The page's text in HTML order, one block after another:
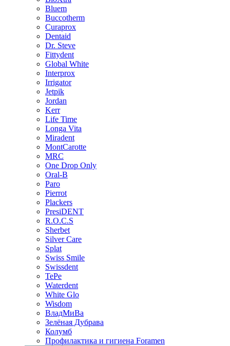
Bluem
Buccotherm
Curaprox
Dentaid
Dr. Steve
Fittydent
Global White
Interprox
Irrigator
Jetpik
Jordan
Kerr
Life Time
Longa Vita
Miradent
MontCarotte
MRC
One Drop Only
Oral-B
Paro
Pierrot
Plackers
PresiDENT
R.O.C.S
Sherbet
Silver Care
Splat
Swiss Smile
Swissdent
TePe
Waterdent
White Glo
Wisdom
ВладМиВа
Зелёная Дубрава
Колумб
Профилактика и гигиена Foramen